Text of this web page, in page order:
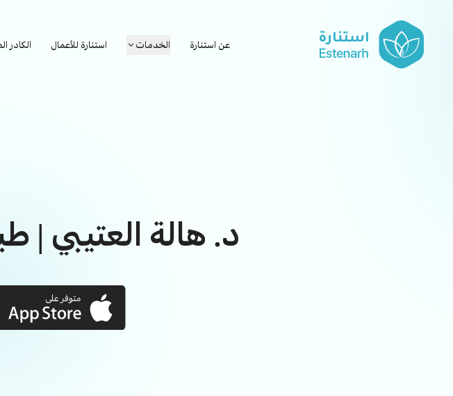
عن استنارة الخدمات استنارة للأعمال الكادر
د. هالة العتيبي |